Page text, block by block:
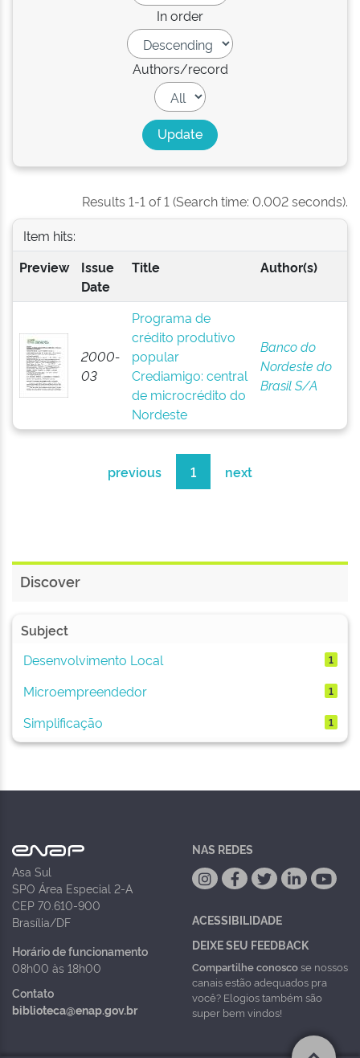
In order
Authors/record
Results 1-1 of 1 (Search time: 0.002 seconds).
Item hits:
Preview
Issue
Date
Title Author(s)
2000-
03
Programa de
crédito produtivo
popular
Crediamigo: central
de microcrédito do
Nordeste
Banco do
Nordeste do
Brasil S/A
previous 1 next
Discover
Subject
Desenvolvimento Local
1
Microempreendedor 1
Simplificação 1
Asa Sul
SPO Área Especial 2-A
CEP 70.610-900
Brasília/DF
Horário de funcionamento
08h00 às 18h00
Contato
biblioteca@enap.gov.br
NAS REDES
ACESSIBILIDADE
DEIXE SEU FEEDBACK
Compartilhe conoscose nossos
canais estão adequados pra
você? Elogios também são
super bem vindos!